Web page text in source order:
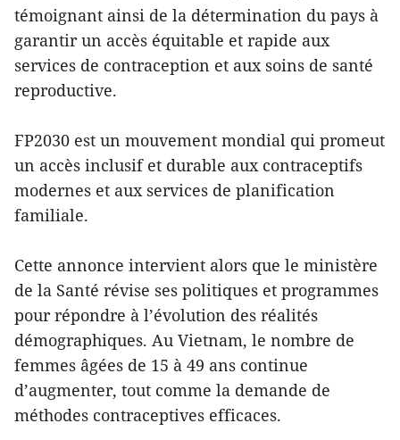
témoignant ainsi de la détermination du pays à
garantir un accès équitable et rapide aux
services de contraception et aux soins de santé
reproductive.
FP2030 est un mouvement mondial qui promeut
un accès inclusif et durable aux contraceptifs
modernes et aux services de planification
familiale.
Cette annonce intervient alors que le ministère
de la Santé révise ses politiques et programmes
pour répondre à l’évolution des réalités
démographiques. Au Vietnam, le nombre de
femmes âgées de 15 à 49 ans continue
d’augmenter, tout comme la demande de
méthodes contraceptives efficaces.